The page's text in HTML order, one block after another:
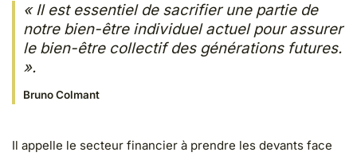
« Il est essentiel de sacrifier une partie de
notre bien-être individuel actuel pour assurer
le bien-être collectif des générations futures.
».
Bruno Colmant
Il appelle le secteur financier à prendre les devants face